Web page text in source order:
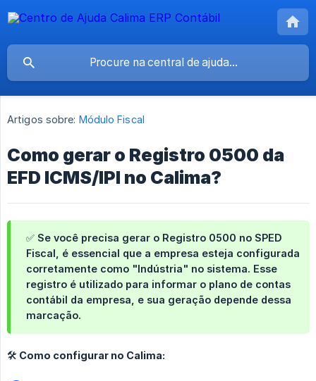
Artigos sobre: Módulo Fiscal
Como gerar o Registro 0500 da
EFD ICMS/IPI no Calima?
✅ Se você precisa gerar o Registro 0500 no SPED
Fiscal, é essencial que a empresa esteja configurada
corretamente como "Indústria" no sistema. Esse
registro é utilizado para informar o plano de contas
contábil da empresa, e sua geração depende dessa
marcação.
🛠 Como configurar no Calima: